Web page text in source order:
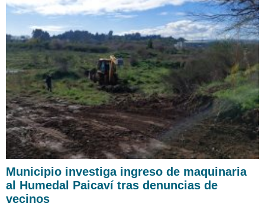
Municipio investiga ingreso de maquinaria
al Humedal Paicaví tras denuncias de
vecinos